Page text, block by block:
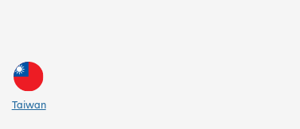
Taiwan